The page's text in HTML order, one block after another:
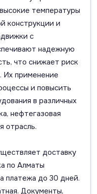
температуры
конструкции и
с
надежную
что снижает риск
Их применение
и повысить
в различных
нефтегазовая
отрасль.
доставку
по Алматы
платежа до 30 дней.
Документы,